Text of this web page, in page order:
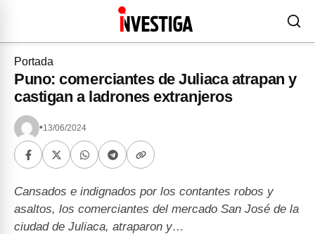
Portada
Puno: comerciantes de Juliaca atrapan y
castigan a ladrones extranjeros
•13/06/2024
Cansados e indignados por los contantes robos y
asaltos, los comerciantes del mercado San José de la
ciudad de Juliaca, atraparon y…